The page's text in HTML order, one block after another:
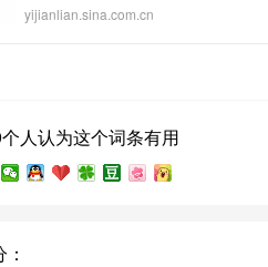
出生于中国广东省河源市，中国篮球运动
密尔沃基雄鹿队和华盛顿奇才队。易建联
王，被誉为中国篮球最杰出的球员之一。
yijianlian.sina.com.cn
人认为这个词条有用